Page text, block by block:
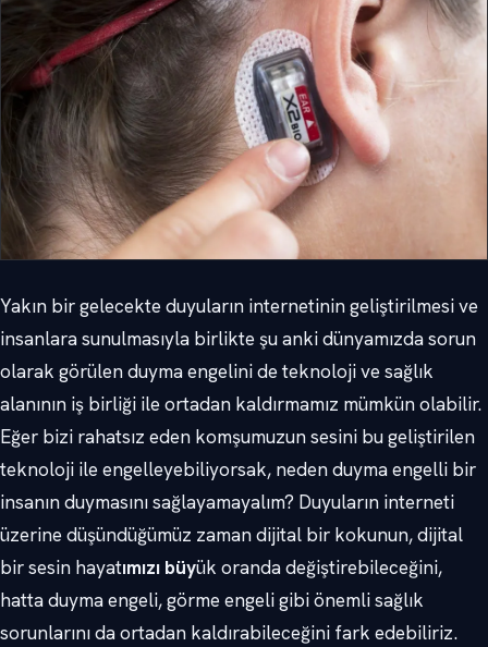
Yakın bir gelecekte duyuların internetinin geliştirilmesi ve
insanlara sunulmasıyla birlikte şu anki dünyamızda sorun
olarak görülen duyma engelini de teknoloji ve sağlık
alanının iş birliği ile ortadan kaldırmamız mümkün olabilir.
Eğer bizi rahatsız eden komşumuzun sesini bu geliştirilen
teknoloji ile engelleyebiliyorsak, neden duyma engelli bir
insanın duymasını sağlayamayalım? Duyuların interneti
üzerine düşündüğümüz zaman dijital bir kokunun, dijital
bir sesin hayatımızı büyük oranda değiştirebileceğini,
hatta duyma engeli, görme engeli gibi önemli sağlık
sorunlarını da ortadan kaldırabileceğini fark edebiliriz.